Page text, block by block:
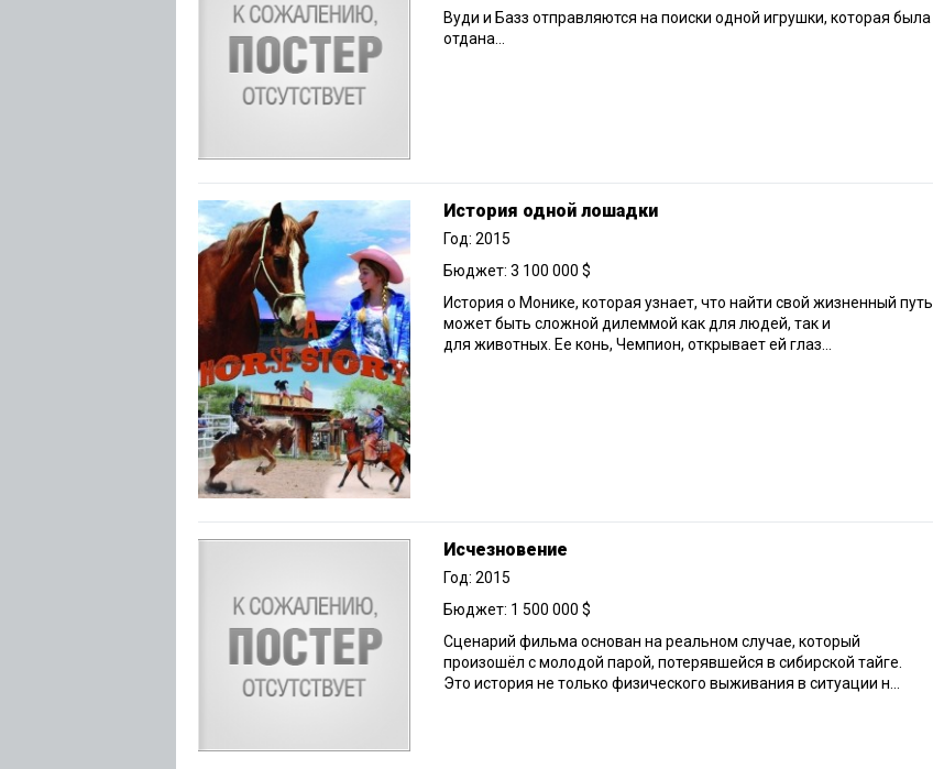
Вуди и Базз отправляются на поиски одной игрушки, которая была
отдана…
История одной лошадки
Год: 2015
Бюджет: 3 100 000 $
История о Монике, которая узнает, что найти свой жизненный путь
может быть сложной дилеммой как для людей, так и
для животных. Ее конь, Чемпион, открывает ей глаз...
Исчезновение
Год: 2015
Бюджет: 1 500 000 $
Сценарий фильма основан на реальном случае, который
произошёл с молодой парой, потерявшейся в сибирской тайге.
Это история не только физического выживания в ситуации н...